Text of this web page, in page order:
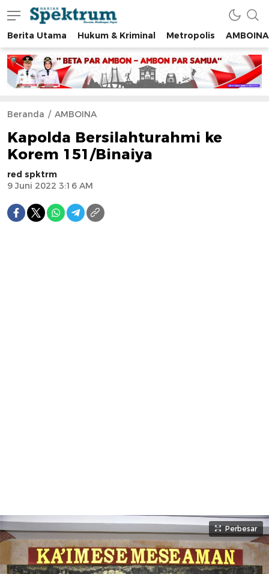
spektrumonline.com
Berita Utama Hukum & Kriminal Metropolis AMBOINA
Beranda AMBOINA
Kapolda Bersilahturahmi ke
Korem 151/Binaiya
red spktrm
9 Juni 2022 3:16 AM
Perbesar